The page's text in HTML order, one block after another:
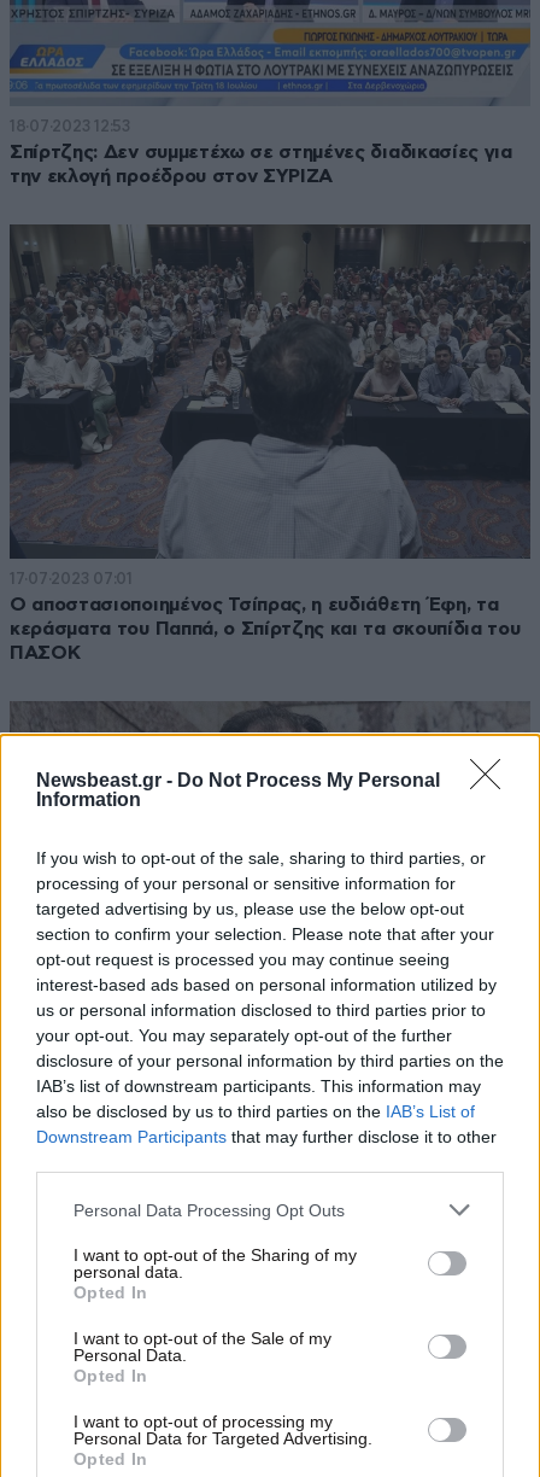
Newsbeast.gr - Do Not Process My Personal
Information
If you wish to opt-out of the sale, sharing to third parties, or
processing of your personal or sensitive information for
targeted advertising by us, please use the below opt-out
section to confirm your selection. Please note that after your
opt-out request is processed you may continue seeing
interest-based ads based on personal information utilized by
us or personal information disclosed to third parties prior to
your opt-out. You may separately opt-out of the further
disclosure of your personal information by third parties on the
IAB’s list of downstream participants. This information may
also be disclosed by us to third parties on the IAB’s List of
Downstream Participants that may further disclose it to other
Please note that this website/app uses one or more Google
not limited to your visit or usage behaviour. You may click to
grant or deny consent to Google and its third-party tags to
use your data for below specified purposes in below Google
consent section.
Personal Data Processing Opt Outs
I want to opt-out of the Sharing of my
personal data.
Opted In
I want to opt-out of the Sale of my
Personal Data.
Opted In
I want to opt-out of processing my
Personal Data for Targeted Advertising.
Opted In
18·07·2023 12:53
Σπίρτζης: Δεν συμμετέχω σε στημένες διαδικασίες για
την εκλογή προέδρου στον ΣΥΡΙΖΑ
17·07·2023 07:01
Ο αποστασιοποιημένος Τσίπρας, η ευδιάθετη Έφη, τα
κεράσματα του Παππά, ο Σπίρτζης και τα σκουπίδια του
ΠΑΣΟΚ
16·07·2023 13:09
Παραιτήθηκε από την Πολιτική Γραμματεία του ΣΥΡΙΖΑ ο
Χρήστος Σπίρτζης